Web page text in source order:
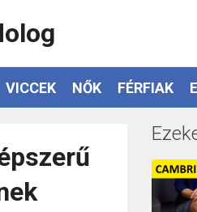
VICCEK NŐK FÉRFIAK